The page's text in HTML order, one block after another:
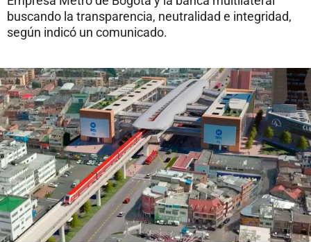
buscando la transparencia, neutralidad e integridad,
según indicó un comunicado.